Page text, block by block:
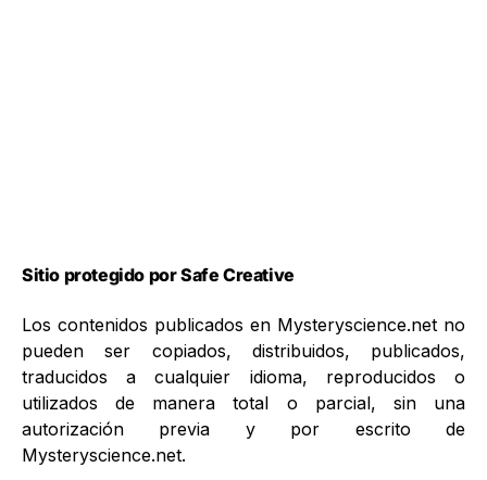
Sitio protegido por Safe Creative
Los contenidos publicados en Mysteryscience.net no
pueden ser copiados, distribuidos, publicados,
traducidos a cualquier idioma, reproducidos o
utilizados de manera total o parcial, sin una
autorización previa y por escrito de
Mysteryscience.net.